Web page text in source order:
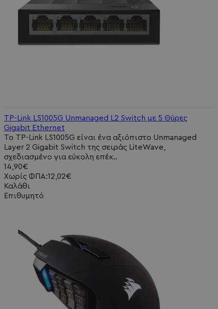
TP-Link LS1005G Unmanaged L2 Switch με 5 Θύρες
Gigabit Ethernet
Το TP-Link LS1005G είναι ένα αξιόπιστο Unmanaged
Layer 2 Gigabit Switch της σειράς LiteWave,
σχεδιασμένο για εύκολη επέκ..
14,90€
Χωρίς ΦΠΑ:12,02€
Καλάθι
Επιθυμητό